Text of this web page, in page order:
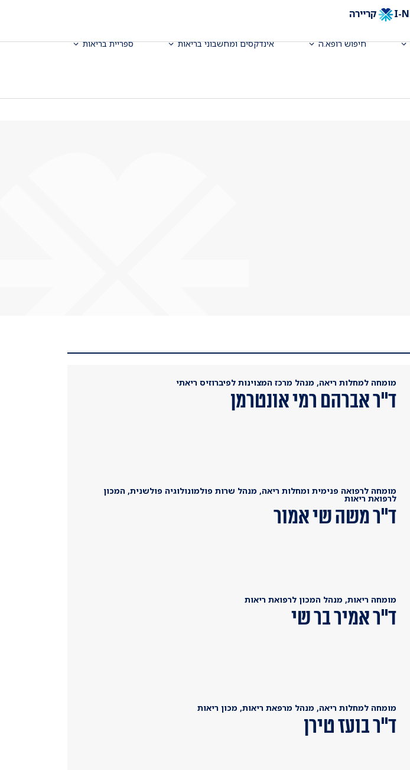
קריירה
חיפוש רופא.ה אינדקסים ומחשבוני בריאות ספריית בריאות
מומחה למחלות ריאה, מנהל מרכז המצוינות לפיברוזיס ריאתי
ד''ר אברהם רמי אונטרמן
מומחה לרפואה פנימית ומחלות ריאה, מנהל שרות פולמונולוגיה פולשנית, המכון
לרפואת ריאות
ד"ר משה שי אמור
מומחה ריאות, מנהל המכון לרפואת ריאות
ד"ר אמיר בר שי
מומחה למחלות ריאה, מנהל מרפאת ריאות, מכון ריאות
ד"ר בועז טירן